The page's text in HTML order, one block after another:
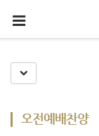
Toggle Dropdown
오전예배찬양